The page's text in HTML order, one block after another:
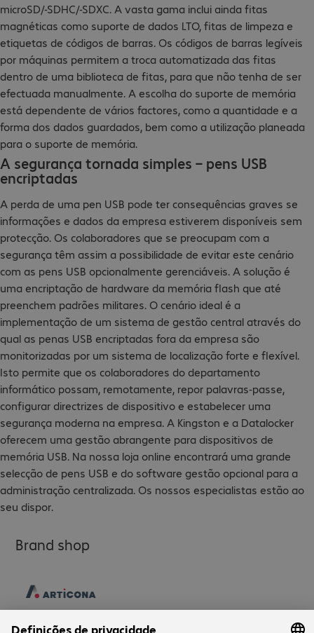
microSD/-SDHC/-SDXC. A vasta gama inclui ainda fitas
magnéticas como suporte de dados LTO, fitas de limpeza e
etiquetas de códigos de barras. Os códigos de barras legíveis
por máquinas permitem a troca automatizada das fitas
dentro de uma biblioteca de fitas, para que não tenha de ser
efectuada manualmente. A escolha do suporte de memória
está dependente de vários factores, como a quantidade e a
forma dos dados guardados, bem como a utilização planeada
para o suporte de memória.
A segurança tornada simples – pens USB
encriptadas
A perda de uma pen USB pode ter consequências graves se
informações e dados da empresa estiverem disponíveis sem
protecção. Os colaboradores que se preocupam com a
segurança têm assim a possibilidade de evitar este cenário
com as pens USB opcionalmente gerenciáveis. A solução é
uma encriptação de hardware da memória flash que até
preenchem padrões militares. O cenário ideal é a
implementação de um sistema de gestão central através do
qual as penas USB encriptadas fora da empresa são
monitorizadas por um sistema de localização forte e flexível.
Isto permite que os colaboradores do departamento
informático possam, remotamente, repor palavras-passe,
configurar directrizes de dispositivo e estabelecer uma
segurança moderna na empresa. A Kingston e a Datalocker
oferecem uma gestão abrangente para dispositivos de
memória USB. Na nossa loja online encontrará uma grande
selecção de pens USB e do software gestão opcional para a
administração centralizada. Os nossos especialistas estão ao
seu dispor.
Brand shop